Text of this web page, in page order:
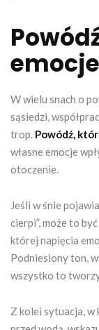
W wielu snach o
sąsiedzi,
trop. Powódź,
własne emocje
otoczenie.
Jeśli w śnie
cierpi”, może to
której napięcia
Podniesiony ton,
wszystko to tworzy
Z kolei sytuacja,